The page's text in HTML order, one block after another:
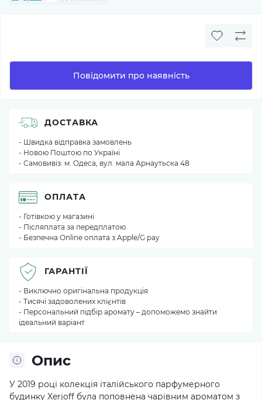
Повідомити про наявність
Опис
У 2019 році колекція італійського парфумерного
будинку Xerjoff була поповнена чарівним ароматом з
ДОСТАВКА
- Швидка відправка замовлень
- Новою Поштою по Україні
- Самовивіз: м. Одеса, вул. мала Арнаутьска 48
ОПЛАТА
- Готівкою у магазині
- Післяплата за передплатою
- Безпечна Online оплата з Apple/G pay
ГАРАНТІЇ
- Виключно оригінальна продукція
- Тисячі задоволених клієнтів
- Персональний підбір аромату – допоможемо знайти
ідеальний варіант